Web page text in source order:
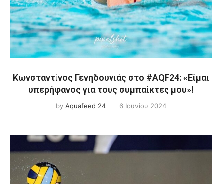
Κωνσταντίνος Γενηδουνιάς στο #AQF24: «Είμαι
υπερήφανος για τους συμπαίκτες μου»!
by Aquafeed 24 6 Ιουνίου 2024